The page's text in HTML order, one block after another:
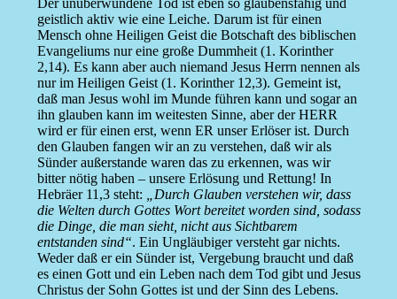
Der unüberwundene Tod ist eben so glaubensfähig und
geistlich aktiv wie eine Leiche. Darum ist für einen
Mensch ohne Heiligen Geist die Botschaft des biblischen
Evangeliums nur eine große Dummheit (1. Korinther
2,14). Es kann aber auch niemand Jesus Herrn nennen als
nur im Heiligen Geist (1. Korinther 12,3). Gemeint ist,
daß man Jesus wohl im Munde führen kann und sogar an
ihn glauben kann im weitesten Sinne, aber der HERR
wird er für einen erst, wenn ER unser Erlöser ist. Durch
den Glauben fangen wir an zu verstehen, daß wir als
Sünder außerstande waren das zu erkennen, was wir
bitter nötig haben – unsere Erlösung und Rettung! In
Hebräer 11,3 steht:
„Durch Glauben verstehen wir, dass
die Welten durch Gottes Wort bereitet worden sind, sodass
die Dinge, die man sieht, nicht aus Sichtbarem
entstanden sind“. Ein Ungläubiger versteht gar nichts.
Weder daß er ein Sünder ist, Vergebung braucht und daß
es einen Gott und ein Leben nach dem Tod gibt und Jesus
Christus der Sohn Gottes ist und der Sinn des Lebens.